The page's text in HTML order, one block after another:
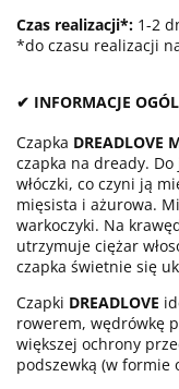
Czas realizacji*: 1-2
*do czasu realizacji
✔ INFORMACJE
Czapka DREADLOVE
czapka na dready.
włóczki, co czyni ją
mięsista i ażurowa.
warkoczyki. Na
utrzymuje ciężar
czapka świetnie się
Czapki DREADLOVE
rowerem, wędrówkę
większej ochrony
podszewką (w formie